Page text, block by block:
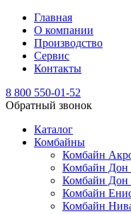
Главная
О компании
Производство
Сервис
Контакты
8 800 550-01-52
Обратный звонок
Каталог
Комбайны
Комбайн
Комбайн Дон
Комбайн Дон
Комбайн
Комбайн